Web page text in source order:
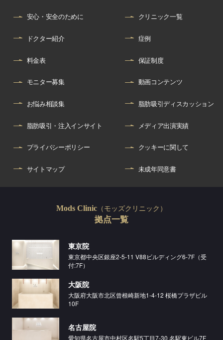
安心・安全のために クリニック一覧
ドクター紹介 症例
料金表 保証制度
モニター募集 動画コンテンツ
お悩み相談集 脂肪吸引ディスカッション
脂肪吸引・注入インサイト メディア出演実績
プライバシーポリシー クッキーに関して
サイトマップ 未成年同意書
Mods Clinic （モッズクリニック）
拠点一覧
東京院
東京都中央区銀座2-5-11 V88ビルディング6-7F（受
付:7F）
大阪院
大阪府大阪市北区曾根崎新地1-4-12 桜橋プラザビル
10F
名古屋院
愛知県名古屋市中村区名駅5丁目7-30 名駅東ビル7F